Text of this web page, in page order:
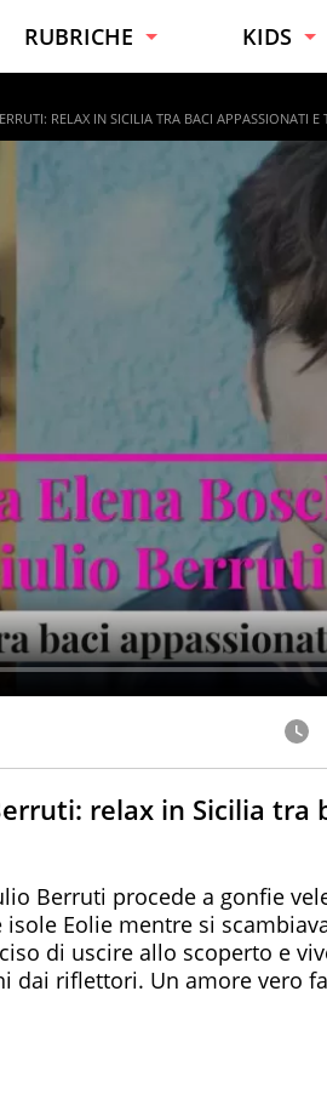
RUBRICHE
CURIOSITÀ
SALUTE
KIDS
TUTTE
BAMBINI
RELAX IN SICILIA TRA BACI APPASSIONATI E
relax in Sicilia tra
Berruti procede a gonfie
Eolie mentre si
di uscire allo scoperto e
dai riflettori. Un amore vero